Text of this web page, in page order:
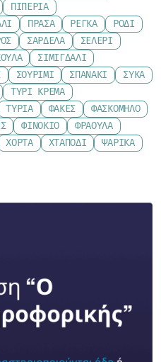
ΠΙΠΕΡΙΆ
ΠΡΆΣΑ ΡΈΓΚΑ
ΡΌΔΙ
ΣΑΡΔΈΛΑ
ΣΈΛΕΡΙ
ΣΙΜΙΓΔΆΛΙ
ΣΟΥΡΊΜΙ ΣΠΑΝΆΚΙ
ΣΎΚΑ
ΤΥΡΊ ΚΡΈΜΑ
ΤΥΡΙΆ ΦΑΚΈΣ
ΦΑΣΚΌΜΗΛΟ
ΦΙΝΌΚΙΟ
ΦΡΆΟΥΛΑ
ΧΌΡΤΑ ΧΤΑΠΌΔΙ ΨΑΡΙΚΆ